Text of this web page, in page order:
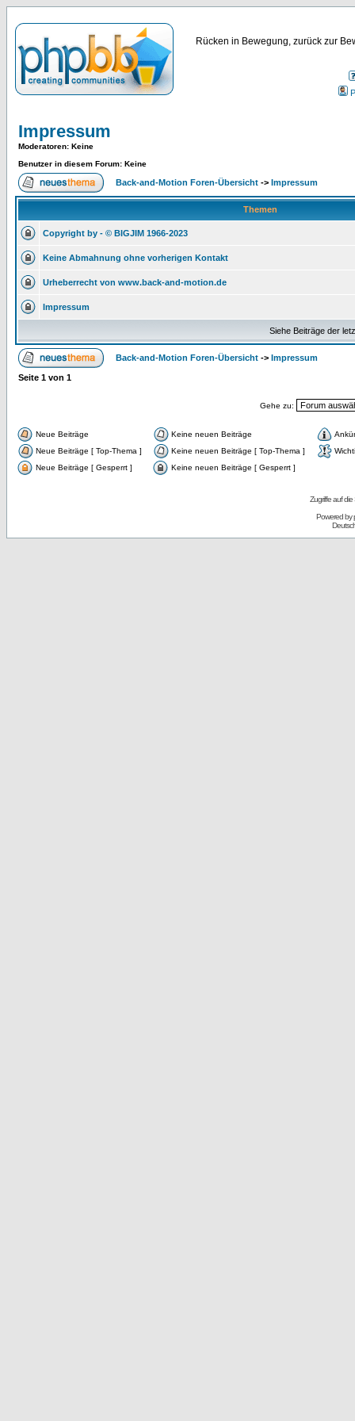
Rücken in Bewegung, zurück zur
Impressum
Moderatoren: Keine
Benutzer in diesem Forum: Keine
Back-and-Motion Foren-Übersicht -> Impressum
Themen
Copyright by - © BIGJIM 1966-2023
Keine Abmahnung ohne vorherigen Kontakt
Urheberrecht von www.back-and-motion.de
Impressum
Siehe Beiträge der
Back-and-Motion Foren-Übersicht -> Impressum
Seite 1 von 1
Gehe zu:
Neue Beiträge Keine neuen Beiträge
Neue Beiträge [ Top-Thema ]
Keine neuen Beiträge [ Top-Thema ]
Neue Beiträge [ Gesperrt ]
Keine neuen Beiträge [ Gesperrt ]
Zugriffe auf
Powered by